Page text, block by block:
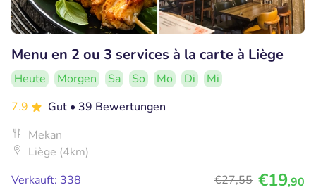
Menu en 2 ou 3 services à la carte à Liège
Heute Morgen Sa So Mo Di
Mi
7.9
Gut • 39 Bewertungen
Mekan
Liège (4km)
Verkauft: 338
€27,55 €19,90